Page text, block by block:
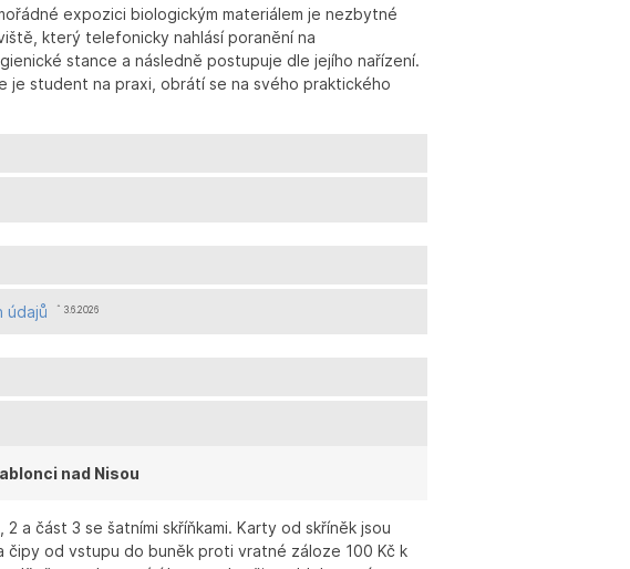
expozici biologickým materiálem je nezbytné
který telefonicky nahlásí poranění na
stance a následně postupuje dle jejího nařízení.
je student na praxi, obrátí se na svého praktického
údajů ˆ 3.6.2026
nad Nisou
2 a část 3 se šatními skříňkami. Karty od skříněk jsou
od vstupu do buněk proti vratné záloze 100 Kč k